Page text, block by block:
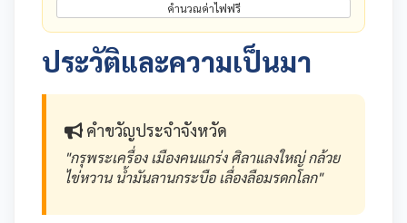
คำนวณค่าไฟฟรี
ประวัติและความเป็นมา
คำขวัญประจำจังหวัด
"กรุพระเครื่อง เมืองคนแกร่ง ศิลาแลงใหญ่ กล้วย
ไข่หวาน น้ำมันลานกระบือ เลื่องลือมรดกโลก"